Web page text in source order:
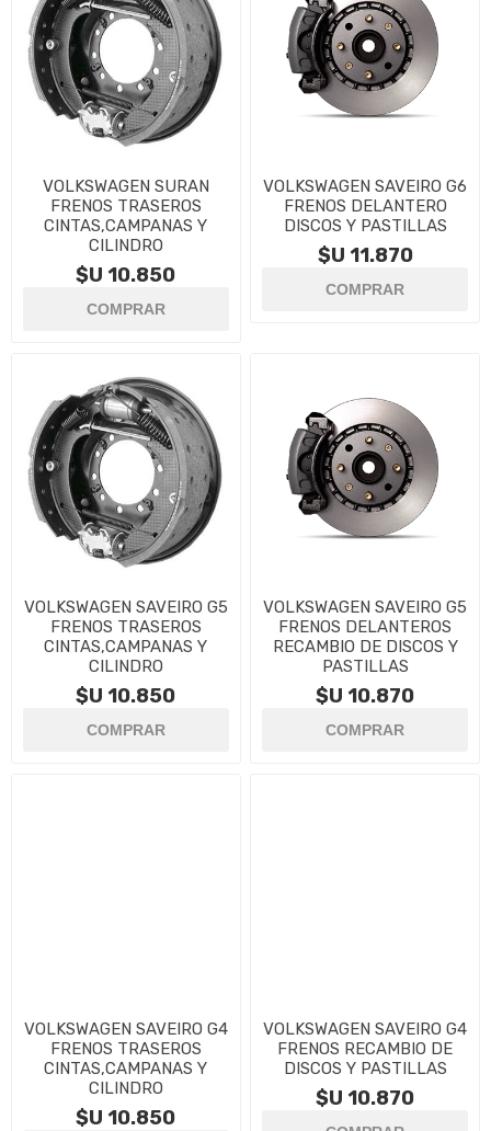
VOLKSWAGEN SURAN
FRENOS TRASEROS
CINTAS,CAMPANAS Y
CILINDRO
$U 10.850
VOLKSWAGEN SAVEIRO G6
FRENOS DELANTERO
DISCOS Y PASTILLAS
$U 11.870
VOLKSWAGEN SAVEIRO G5
FRENOS TRASEROS
CINTAS,CAMPANAS Y
CILINDRO
$U 10.850
VOLKSWAGEN SAVEIRO G5
FRENOS DELANTEROS
RECAMBIO DE DISCOS Y
PASTILLAS
$U 10.870
VOLKSWAGEN SAVEIRO G4
FRENOS TRASEROS
CINTAS,CAMPANAS Y
CILINDRO
$U 10.850
VOLKSWAGEN SAVEIRO G4
FRENOS RECAMBIO DE
DISCOS Y PASTILLAS
$U 10.870